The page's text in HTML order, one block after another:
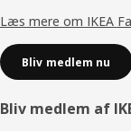
Læs mere om IKEA
Bliv medlem nu
Bliv medlem af